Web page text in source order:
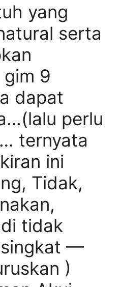
yang
serta
9
dapat
perlu
ternyata
ini
Tidak,
tidak
—
)